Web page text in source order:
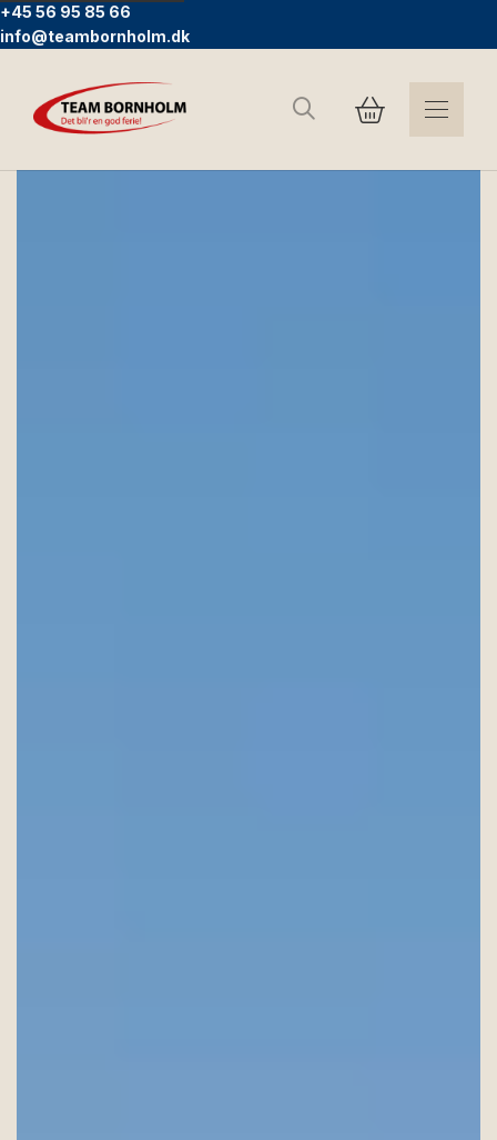
+45 56 95 85 66
info@teambornholm.dk
Suchen